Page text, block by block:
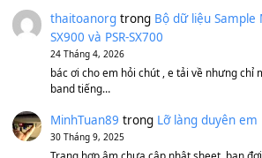
Bộ mạch phím Pa600 Pa300
1,200,000
MinhTuan89trong[CHIA SẺ]
V1 Cho Đàn Yamaha S750, S950